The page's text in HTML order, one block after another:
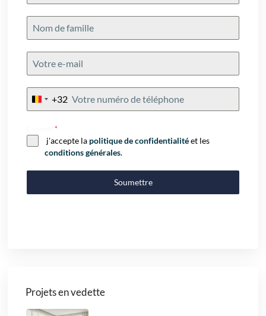
Belgium
+32
Consent*
j'accepte la politique de confidentialitéet les
conditions générales.
Soumettre
Projets en vedette